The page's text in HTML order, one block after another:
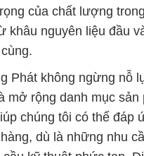
của chất lượng
khâu nguyên liệu đầu
Phát không ngừng nỗ
mở rộng danh mục sản
chúng tôi có thể đáp
dù là những nhu